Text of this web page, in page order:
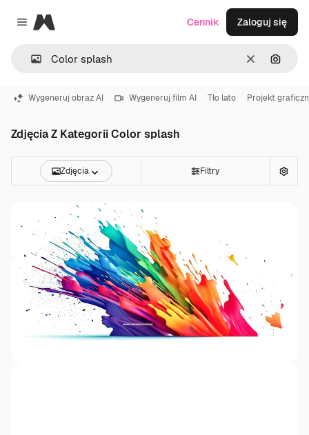
Close menu
Magnific
WyczyśćSzukaj
Cennik Zaloguj się
Wygeneruj obraz AI Wygeneruj film AI Tło lato Projekt
Zdjęcia Z Kategorii Color splash
Zdjęcia Filtry